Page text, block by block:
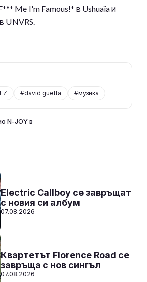
Me I'm Famous!* в Ushuaïa и
UNVRS.
#david guetta #музика
N-JOY в
Electric Callboy се завръщат
с новия си албум
07.08.2026
Квартетът Florence Road се
завръща с нов сингъл
07.08.2026